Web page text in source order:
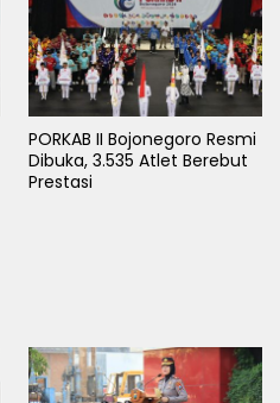
PORKAB II Bojonegoro Resmi
Dibuka, 3.535 Atlet Berebut
Prestasi